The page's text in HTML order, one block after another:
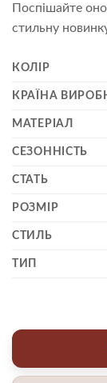
Поспішайте
стильну
КОЛІР
КРАЇНА
МАТЕРІАЛ
СЕЗОННІСТЬ
СТАТЬ
РОЗМІР
СТИЛЬ
ТИП